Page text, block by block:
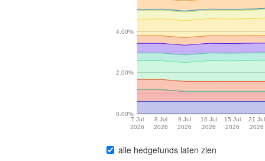
7 Jul
2026
8 Jul
2026
9 Jul
2026
10 Jul
2026
15 Jul
2026
21 Jul
2026
0.00%
2.00%
4.00%
alle hedgefunds laten zien